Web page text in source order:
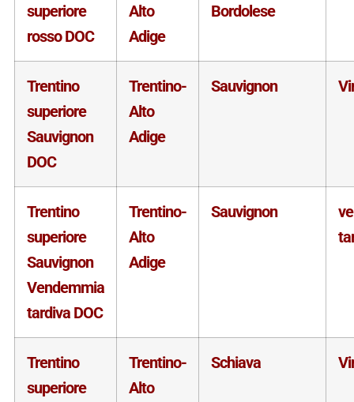
superiore
rosso DOC
Alto
Adige
Bordolese
Trentino
superiore
Sauvignon
DOC
Trentino-
Alto
Adige
Sauvignon
Trentino
superiore
Sauvignon
Vendemmia
tardiva DOC
Trentino-
Alto
Adige
Sauvignon
Trentino
superiore
Trentino-
Alto
Schiava